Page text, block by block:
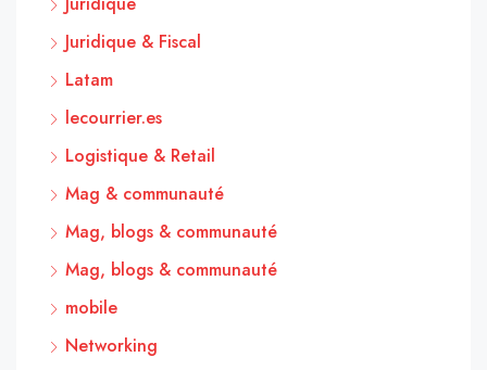
Juridique & Fiscal
Latam
lecourrier.es
Logistique & Retail
Mag & communauté
Mag, blogs & communauté
Mag, blogs & communauté
mobile
Networking